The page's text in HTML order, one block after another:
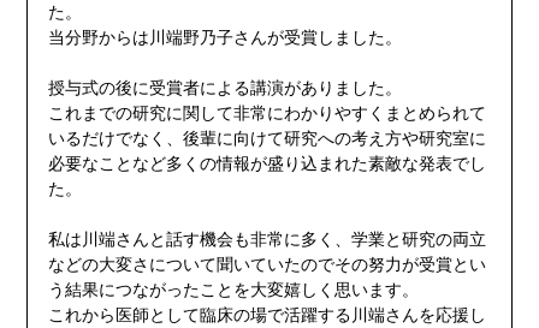
た。
当分野からは川端野乃子さんが受賞しました。
授与式の後に受賞者による講演がありました。
これまでの研究に関して非常にわかりやすくまとめられて
いるだけでなく、後輩に向けて研究への考え方や研究室に
必要なことなど多くの情報が盛り込まれた素敵な発表でし
た。
私は川端さんと話す機会も非常に多く、学業と研究の両立
などの大変さについて聞いていたのでその努力が受賞とい
う結果につながったことを大変嬉しく思います。
これから医師として臨床の場で活躍する川端さんを応援し